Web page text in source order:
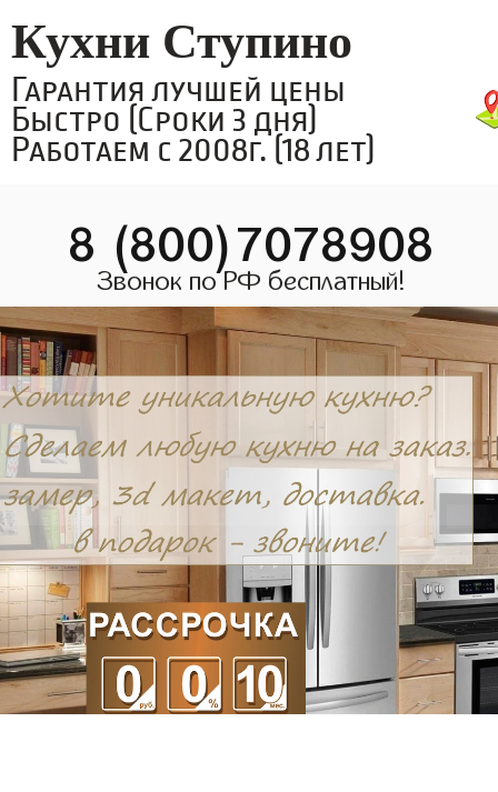
Кухни Ступино
Гарантия лучшей цены
Быстро (Сроки 3 дня)
Работаем с 2008г. (18 лет)
8 (800)7078908
Звонок по РФ бесплатный!